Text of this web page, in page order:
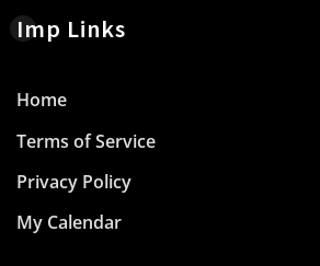
Imp Links
Home
Terms of Service
Privacy Policy
My Calendar